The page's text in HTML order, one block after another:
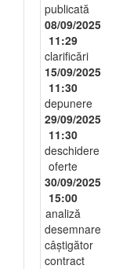
publicată
08/09/2025
11:29
clarificări
15/09/2025
11:30
depunere
29/09/2025
11:30
deschidere
oferte
30/09/2025
15:00
analiză
desemnare
câștigător
contract